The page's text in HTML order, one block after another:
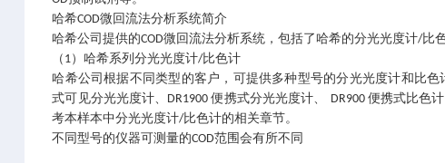
哈希COD微回流法分析系统简介
哈希公司提供的COD微回流法分析系统，包括了哈希的分光光度计/比
（ 1）哈希系列分光光度计/比色计
哈希公司根据不同类型的客户，可提供多种型号的分光光度计和比色
式可见分光光度计、 DR1900便携式分光光度计、 DR900 便携式比色计
考本样本中分光光度计/比色计的相关章节。
不同型号的仪器可测量的COD范围会有所不同